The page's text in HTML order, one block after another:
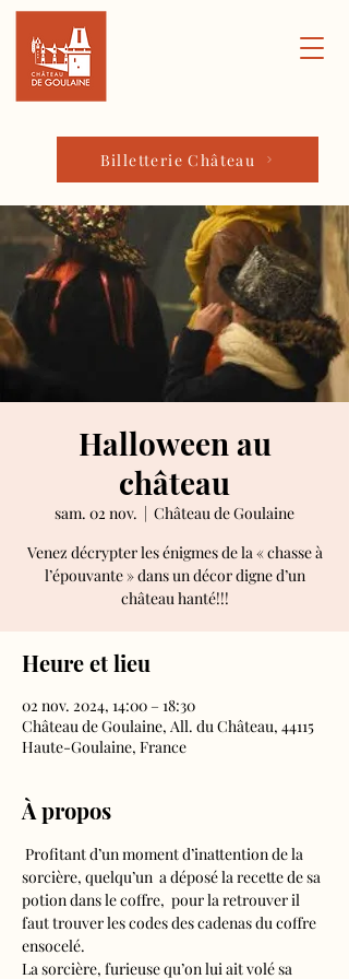
Billetterie Château
Halloween au
château
sam. 02 nov.
  |
Château de Goulaine
Venez décrypter les énigmes de la « chasse à
l’épouvante » dans un décor digne d’un
château hanté!!!
Heure et lieu
02 nov. 2024, 14:00 – 18:30
Château de Goulaine, All. du Château, 44115
Haute-Goulaine, France
À propos
Profitant d’un moment d’inattention de la
sorcière, quelqu’un  a déposé la recette de sa
potion dans le coffre,  pour la retrouver il
faut trouver les codes des cadenas du coffre
ensocelé.
La sorcière, furieuse qu’on lui ait volé sa